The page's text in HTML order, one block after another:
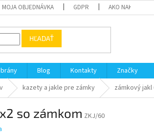
MOJA OBJEDNÁVKA GDPR AKO NAKUPOVAŤ
HĽADAŤ
Blog Kontakty
Značky
kazety a jakle pre zámky zámkový jakl
so zámkom ZKJ/60